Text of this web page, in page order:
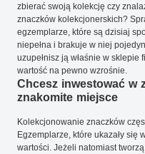
zbierać swoją kolekcję czy
znaczków kolekcjonerskich?
egzemplarze, które są dzisiaj
niepełna i brakuje w niej
uzupełnisz ją właśnie w
wartość na pewno wzrośnie.
Chcesz inwestować w
znakomite miejsce
Kolekcjonowanie znaczków
Egzemplarze, które ukazały się
wartości. Jeżeli natomiast